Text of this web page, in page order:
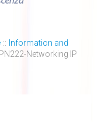
:: Information and
IPN222-Networking IP